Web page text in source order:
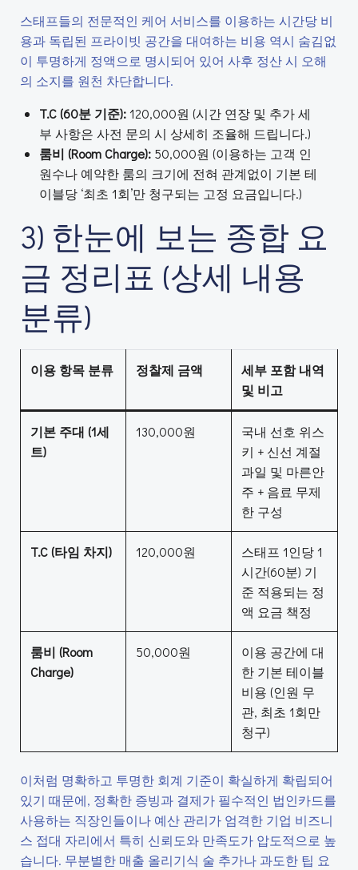
스태프들의 전문적인 케어 서비스를 이용하는 시간당 비
용과 독립된 프라이빗 공간을 대여하는 비용 역시 숨김없
이 투명하게 정액으로 명시되어 있어 사후 정산 시 오해
의 소지를 원천 차단합니다.
T.C (60분 기준):120,000원 (시간 연장 및 추가 세
부 사항은 사전 문의 시 상세히 조율해 드립니다.)
룸비 (Room Charge): 50,000원 (이용하는 고객 인
원수나 예약한 룸의 크기에 전혀 관계없이 기본 테
이블당 ‘최초 1회’만 청구되는 고정 요금입니다.)
3) 한눈에 보는 종합 요
금 정리표 (상세 내용
분류)
이용 항목 분류 정찰제 금액
세부 포함 내역
및 비고
기본 주대 (1세
트)
130,000원
국내 선호 위스
키 + 신선 계절
과일 및 마른안
주 + 음료 무제
한 구성
T.C (타임 차지) 120,000원
스태프 1인당 1
시간(60분) 기
준 적용되는 정
액 요금 책정
룸비 (Room
Charge)
50,000원
이용 공간에 대
한 기본 테이블
비용 (인원 무
관, 최초 1회만
청구)
이처럼 명확하고 투명한 회계 기준이 확실하게 확립되어
있기 때문에, 정확한 증빙과 결제가 필수적인 법인카드를
사용하는 직장인들이나 예산 관리가 엄격한 기업 비즈니
스 접대 자리에서 특히 신뢰도와 만족도가 압도적으로 높
습니다. 무분별한 매출 올리기식 술 추가나 과도한 팁 요